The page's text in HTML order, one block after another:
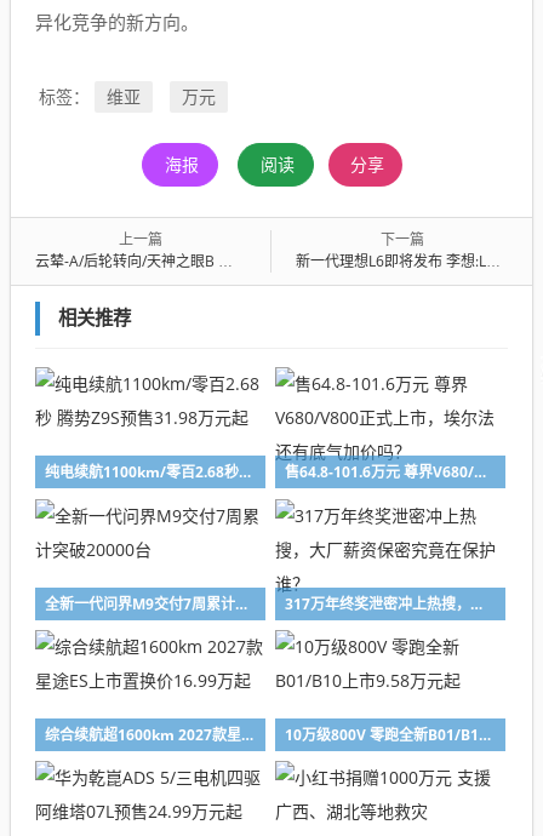
异化竞争的新方向。
标签： 维亚 万元
海报 阅读 分享
上一篇
云辇-A/后轮转向/天神之眼B 比亚迪海豹08上市19.69万起
下一篇
新一代理想L6即将发布 李想:L6将成同级体验之王
相关推荐
纯电续航1100km/零百2.68秒 腾势Z9S预售31.98万元起 售64.8-101.6万元 尊界V680/V800正式上市，埃尔法还有底气加价吗？
全新一代问界M9交付7周累计突破20000台 317万年终奖泄密冲上热搜，大厂薪资保密究竟在保护谁？
综合续航超1600km 2027款星途ES上市置换价16.99万起 10万级800V 零跑全新B01/B10上市9.58万元起